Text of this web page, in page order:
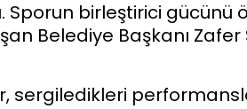
Sporun birleştirici gücünü
Belediye Başkanı Zafer
sergiledikleri